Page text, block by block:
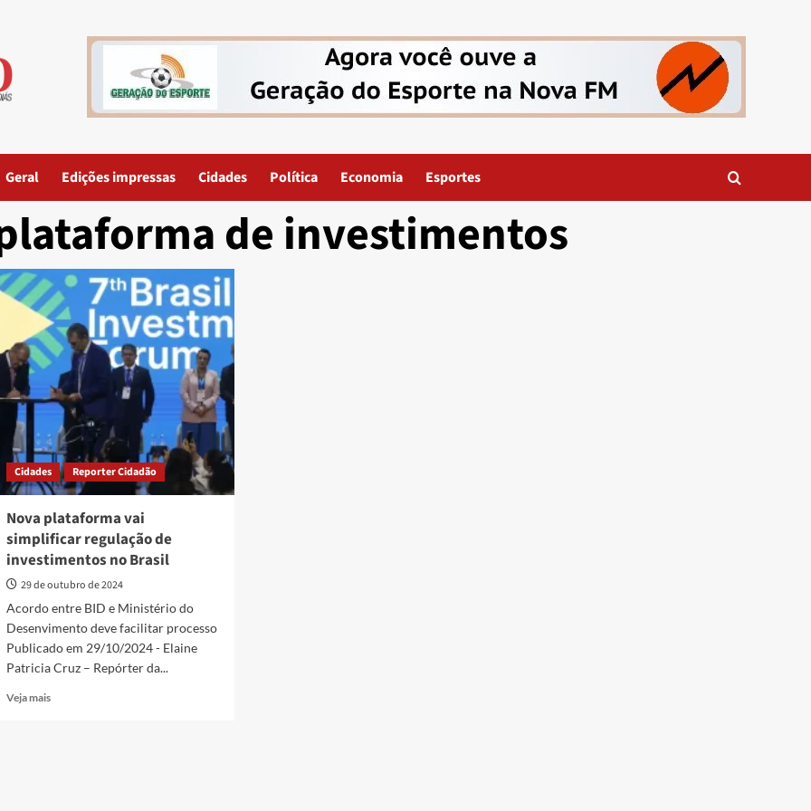
Geral Edições impressas Cidades Política Economia Esportes
de investimentos
Cidades Reporter Cidadão
Nova plataforma vai
simplificar regulação de
investimentos no Brasil
29 de outubro de 2024
Acordo entre BID e Ministério do
Desenvimento deve facilitar processo
Publicado em 29/10/2024 - Elaine
Patricia Cruz – Repórter da...
Veja maisRead